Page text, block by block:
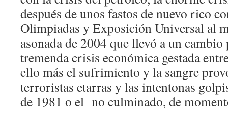
después de unos fastos de nuevo rico
Olimpiadas y Exposición Universal al
asonada de 2004 que llevó a un
tremenda crisis económica gestada
ello más el sufrimiento y la sangre
terroristas etarras y las intentonas
de 1981 o el no culminado, de